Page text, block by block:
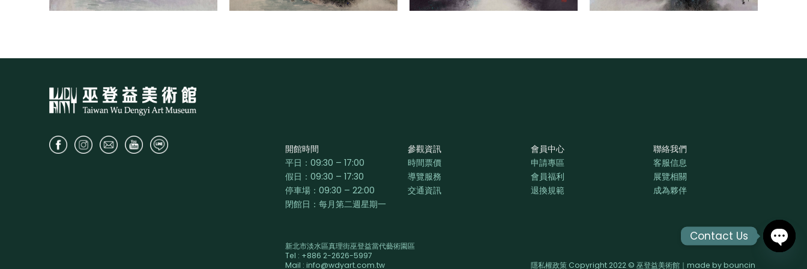
開館時間
平日：09:30 – 17:00
假日：09:30 – 17:30
停車場：09:30 – 22:00
閉館日：每月第二週星期一
參觀資訊
時間票價
導覽服務
交通資訊
會員中心
申請專區
會員福利
退換規範
聯絡我們
客服信息
展覽相關
成為夥伴
新北市淡水區真理街巫登益當代藝術園區
Tel : +886 2-2626-5997
Mail : info@wdyart.com.tw
隱私權政策 Copyright 2022 © 巫登益美術館｜made bybouncin
Contact Us